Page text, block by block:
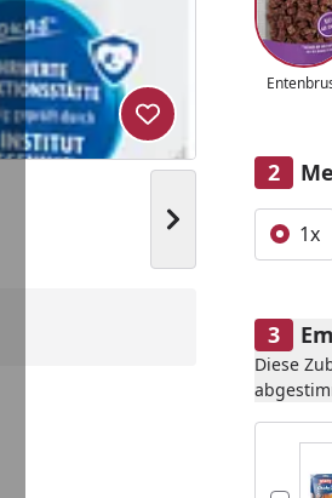
Nächstes Bild
Produkt zur
Alle 1x
Diese